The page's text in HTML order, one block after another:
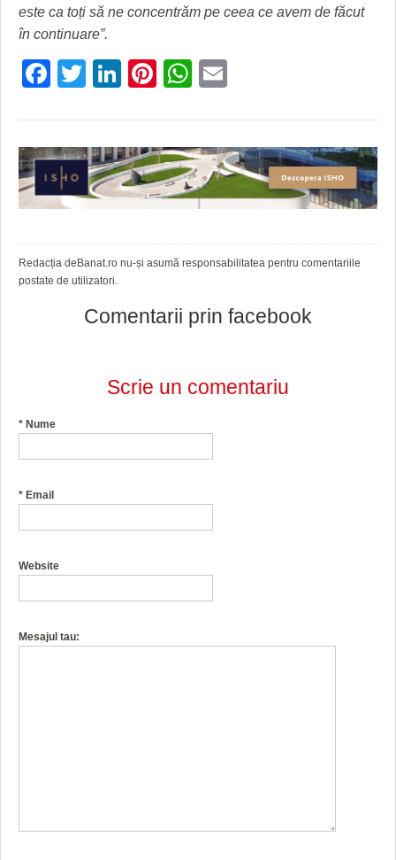
este ca toți să ne concentrăm pe ceea ce avem de făcut
în continuare”.
Facebook
Twitter
LinkedIn
Pinterest
WhatsApp
Redacția deBanat.ro nu-și asumă responsabilitatea pentru comentariile
postate de utilizatori.
Comentarii prin facebook
Scrie un comentariu
* Nume
* Email
Website
Mesajul tau: